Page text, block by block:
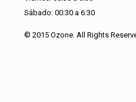
Sábado: 00:30 a 6:30
© 2015 Ozone. All Rights